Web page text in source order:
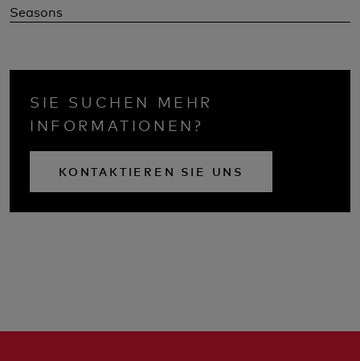
Seasons
SIE SUCHEN MEHR
INFORMATIONEN?
KONTAKTIEREN SIE UNS